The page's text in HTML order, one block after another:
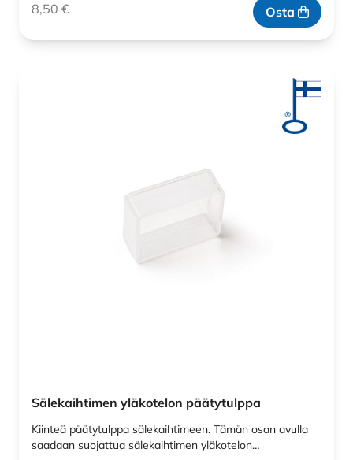
tuotteesta:
8,50 € Osta
Sälekaihtimen yläkotelon päätytulppa
Kiinteä päätytulppa sälekaihtimeen. Tämän osan avulla
saadaan suojattua sälekaihtimen yläkotelon…